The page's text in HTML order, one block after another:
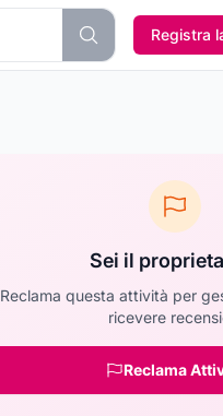
Registra
Sei il
Reclama questa attività per
ricevere
Reclama